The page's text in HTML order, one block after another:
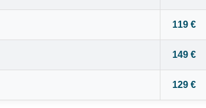
119 €
149 €
129 €